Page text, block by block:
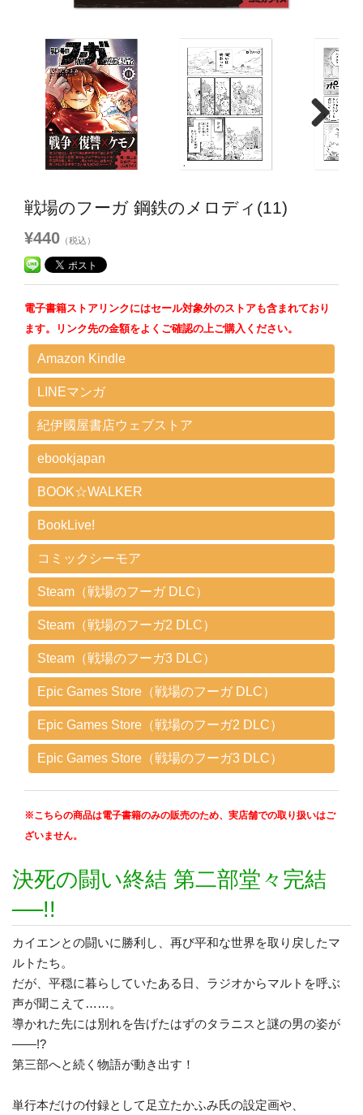
Next
戦場のフーガ 鋼鉄のメロディ(11)
¥440 （税込）
電子書籍ストアリンクにはセール対象外のストアも含まれており
ます。リンク先の金額をよくご確認の上ご購入ください。
Amazon Kindle
LINEマンガ
紀伊國屋書店ウェブストア
ebookjapan
BOOK☆WALKER
BookLive!
コミックシーモア
Steam（戦場のフーガ DLC）
Steam（戦場のフーガ2 DLC）
Steam（戦場のフーガ3 DLC）
Epic Games Store（戦場のフーガ DLC）
Epic Games Store（戦場のフーガ2 DLC）
Epic Games Store（戦場のフーガ3 DLC）
※こちらの商品は電子書籍のみの販売のため、実店舗での取り扱いはご
ざいません。
決死の闘い終結 第二部堂々完結
──!!
カイエンとの闘いに勝利し、再び平和な世界を取り戻したマ
ルトたち。
だが、平穏に暮らしていたある日、ラジオからマルトを呼ぶ
声が聞こえて……。
導かれた先には別れを告げたはずのタラニスと謎の男の姿が
――!?
第三部へと続く物語が動き出す！
単行本だけの付録として足立たかふみ氏の設定画や、